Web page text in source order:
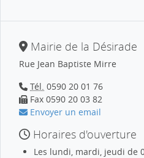
Mairie de la Désirade
Rue Jean Baptiste Mirre
Tél. 0590 20 01 76
Fax 0590 20 03 82
Envoyer un email
Horaires d'ouverture
Les lundi, mardi, jeudi de